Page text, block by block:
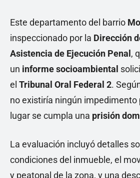
Este departamento del barrio
inspeccionado por la Dirección
Asistencia de Ejecución Penal ,
un informe socioambiental
el Tribunal Oral Federal 2.
no existiría ningún impedimento
lugar se cumpla una prisión
La evaluación incluyó detalles
condiciones del inmueble, el
y peatonal de la zona, y una